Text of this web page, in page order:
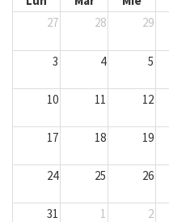
27
28 29
3 4 5
10 11 12
17 18 19
24 25 26
31 1 2